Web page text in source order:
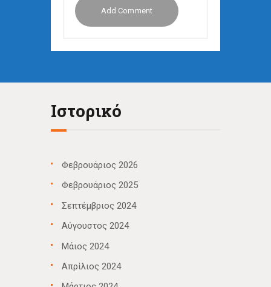
Ιστορικό
Φεβρουάριος 2026
Φεβρουάριος 2025
Σεπτέμβριος 2024
Αύγουστος 2024
Μάιος 2024
Απρίλιος 2024